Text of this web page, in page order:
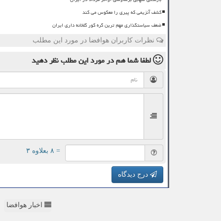
کشف آنزیمی که پیری را معکوس می کند
ضعف سیاستگذاری مهم ترین گره کور گلخانه داری ایران
نظرات کاربران هوافضا در مورد این مطلب
لطفا شما همدر مورد این مطلبنظر دهید
= ۸ بعلاوه ۳
درج دیدگاه
اخبار هوافضا